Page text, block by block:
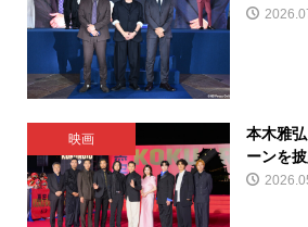
映画
本木雅
ーンを